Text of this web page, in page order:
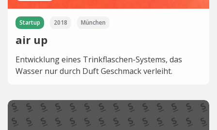
Startup 2018 München
air up
Entwicklung eines Trinkflaschen-Systems, das
Wasser nur durch Duft Geschmack verleiht.